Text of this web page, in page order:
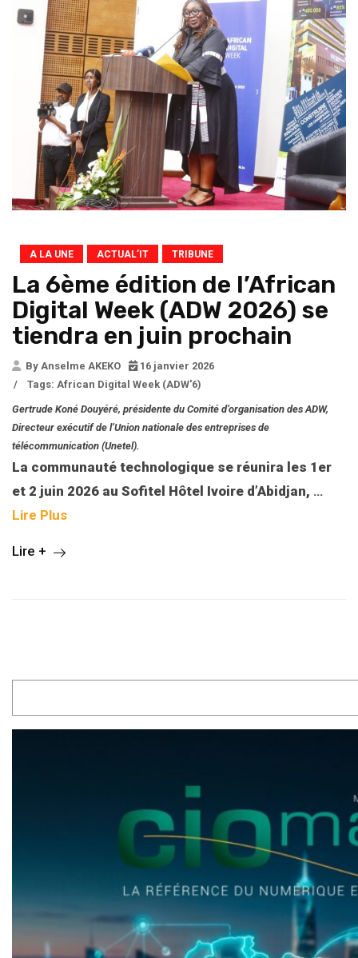
A LA UNE ACTUAL’IT TRIBUNE
La 6ème édition de l’African
Digital Week (ADW 2026) se
tiendra en juin prochain
By Anselme AKEKO
16 janvier 2026
/
Tags: African Digital Week (ADW'6)
Gertrude Koné Douyéré, présidente du Comité d’organisation des ADW,
Directeur exécutif de l’Union nationale des entreprises de
télécommunication (Unetel).
La communauté technologique se réunira les 1er
et 2 juin 2026 au Sofitel Hôtel Ivoire d’Abidjan, …
Lire Plus
Lire +